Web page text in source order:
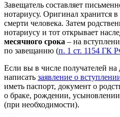
Завещатель составляет
нотариусу. Оригинал хранится
смерти человека. Затем
нотариусу и тот открывает
месячного срока – на
по завещанию (п. 1 ст. 1154 ГК
Если вы в числе получателей
написать заявление о
иметь паспорт, документ о
о браке, рождении,
(при необходимости).